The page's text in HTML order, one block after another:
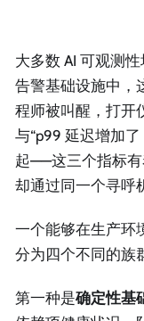
大多数 AI 可观测
告警基础设施中，
程师被叫醒，打开
与“p99 延迟增加
起——这三个指标有
却通过同一个寻呼
一个能够在生产环
分为四个不同的族
第一种是确定性基